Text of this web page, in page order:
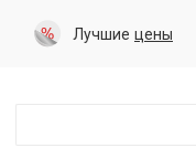
Лучшие цены